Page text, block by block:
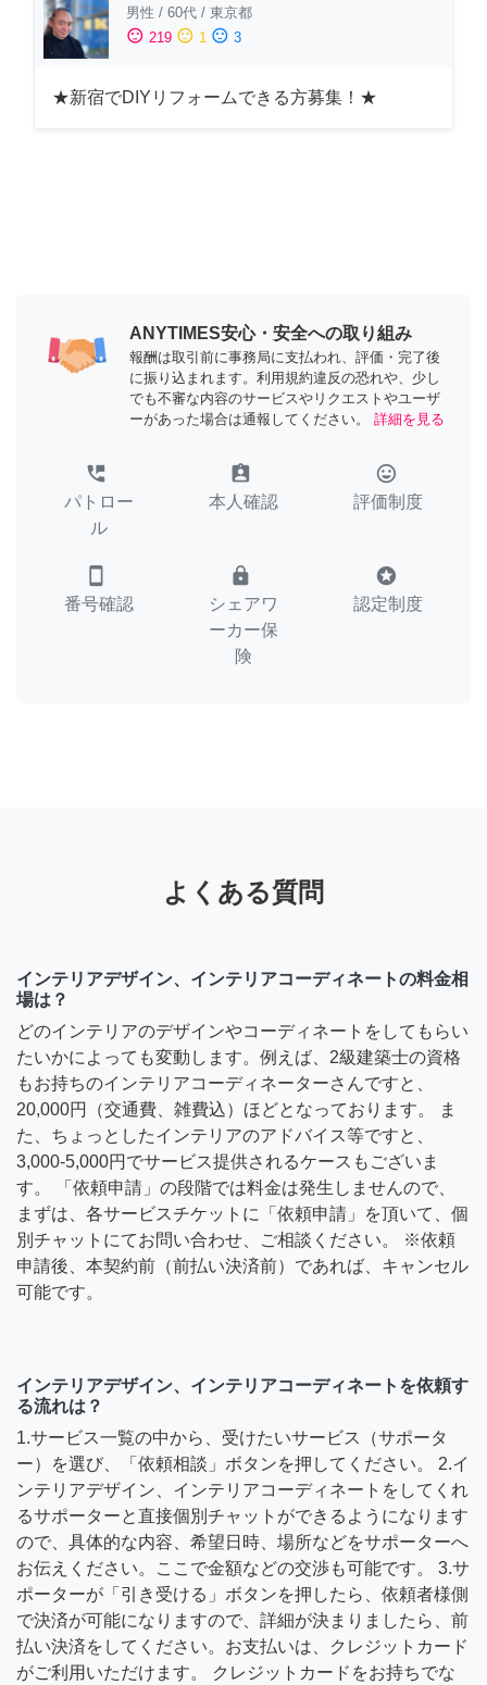
男性 / 60代 / 東京都
sentiment_satisfied 219 sentiment_neutral 1 sentiment_dissatisfied 3
★新宿でDIYリフォームできる方募集！★
ANYTIMES安心・安全への取り組み
報酬は取引前に事務局に支払われ、評価・完了後
に振り込まれます。利用規約違反の恐れや、少し
でも不審な内容のサービスやリクエストやユーザ
ーがあった場合は通報してください。
詳細を見る
perm_phone_msg
パトロー
ル
assignment_ind
本人確認
tag_faces
評価制度
smartphone
番号確認
lock
シェアワ
ーカー保
険
stars
認定制度
よくある質問
インテリアデザイン、インテリアコーディネートの料金相
場は？
どのインテリアのデザインやコーディネートをしてもらい
たいかによっても変動します。例えば、2級建築士の資格
もお持ちのインテリアコーディネーターさんですと、
20,000円（交通費、雑費込）ほどとなっております。 ま
た、ちょっとしたインテリアのアドバイス等ですと、
3,000-5,000円でサービス提供されるケースもございま
す。 「依頼申請」の段階では料金は発生しませんので、
まずは、各サービスチケットに「依頼申請」を頂いて、個
別チャットにてお問い合わせ、ご相談ください。 ※依頼
申請後、本契約前（前払い決済前）であれば、キャンセル
可能です。
インテリアデザイン、インテリアコーディネートを依頼す
る流れは？
1.サービス一覧の中から、受けたいサービス（サポータ
ー）を選び、「依頼相談」ボタンを押してください。 2.イ
ンテリアデザイン、インテリアコーディネートをしてくれ
るサポーターと直接個別チャットができるようになります
ので、具体的な内容、希望日時、場所などをサポーターへ
お伝えください。ここで金額などの交渉も可能です。 3.サ
ポーターが「引き受ける」ボタンを押したら、依頼者様側
で決済が可能になりますので、詳細が決まりましたら、前
払い決済をしてください。お支払いは、クレジットカード
がご利用いただけます。 クレジットカードをお持ちでな